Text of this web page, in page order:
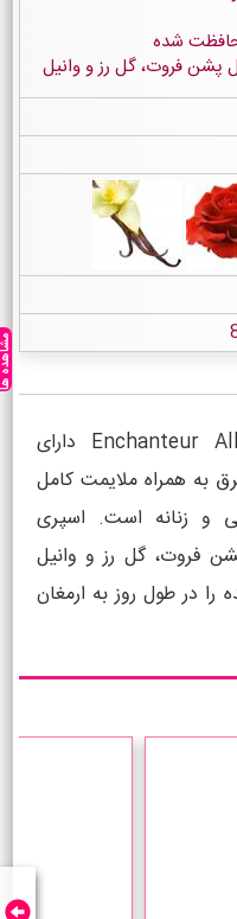
شده
فروت، گل رز و وانیل
اسپری دئودورانت انچانتر Enchanteur Alluring دارای
بوی عرق به همراه ملایمت کامل
و زنانه است. اسپری
فروت، گل رز و وانیل
در طول روز به ارمغان